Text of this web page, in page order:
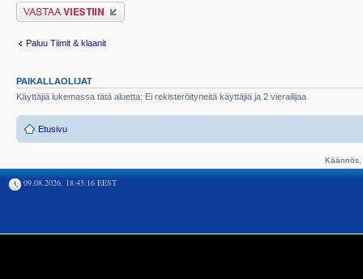
Lähetä vastaus
Paluu Tiimit & klaanit
PAIKALLAOLIJAT
Käyttäjiä lukemassa tätä aluetta: Ei rekisteröityneitä käyttäjiä ja 2 vierailijaa
Etusivu
09.08.2026, 18:45:16 EEST